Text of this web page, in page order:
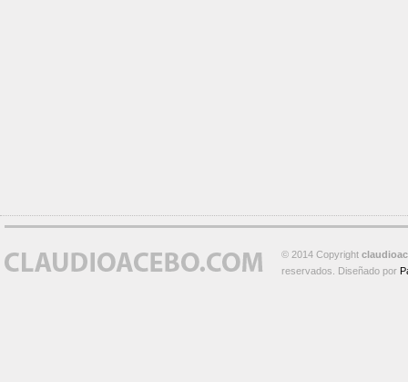
© 2014 Copyright
reservados. Diseñado por